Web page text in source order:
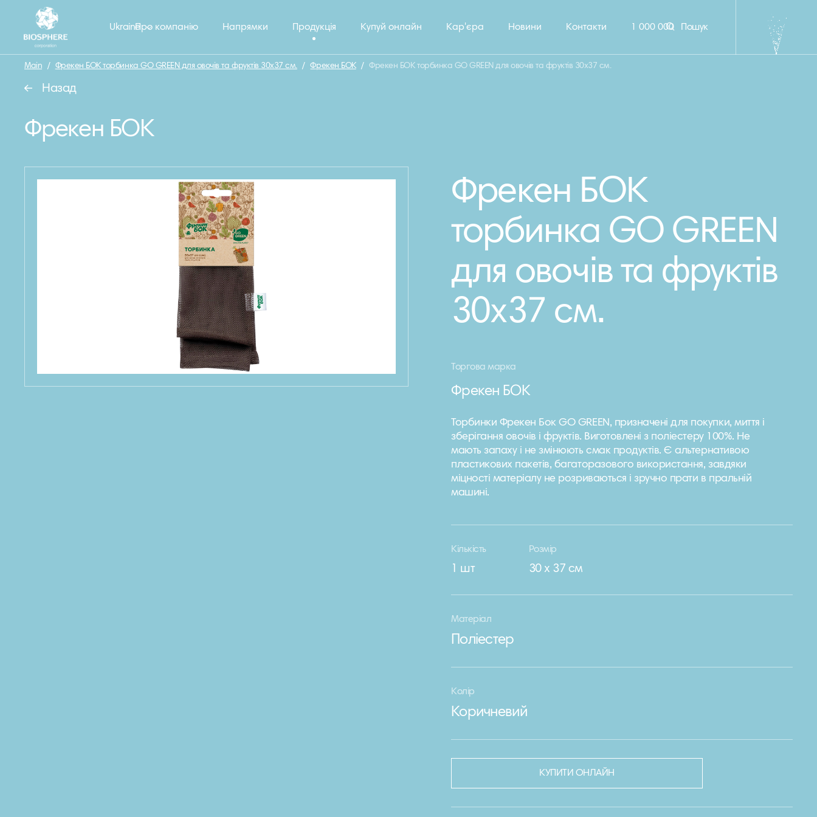
Про компанію Напрямки Продукція Купуй онлайн Кар'єра Новини Контакти 1 000 000 Пошук
Ukraine
Main / Фрекен БОК торбинка GO GREEN для овочів та фруктів 30х37 см. / Фрекен БОК / Фрекен БОК торбинка GO GREEN для овочів та фруктів 30х37 см.
Назад
Фрекен БОК
Фрекен БОК
торбинка GO GREEN
для овочів та фруктів
30х37 см.
Торгова марка
Фрекен БОК
Торбинки Фрекен Бок GO GREEN, призначені для покупки, миття і
зберігання овочів і фруктів. Виготовлені з поліестеру 100%. Не
мають запаху і не змінюють смак продуктів. Є альтернативою
пластикових пакетів, багаторазового використання, завдяки
міцності матеріалу не розриваються і зручно прати в пральній
машині.
Кількість
1 шт
Розмір
30 х 37 см
Матеріал
Поліестер
Колір
Коричневий
КУПИТИ ОНЛАЙН